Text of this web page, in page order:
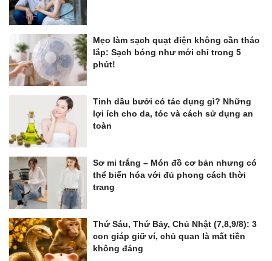
Mẹo làm sạch quạt điện không cần tháo
lắp: Sạch bóng như mới chỉ trong 5
phút!
Tinh dầu bưởi có tác dụng gì? Những
lợi ích cho da, tóc và cách sử dụng an
toàn
Sơ mi trắng – Món đồ cơ bản nhưng có
thể biến hóa với đủ phong cách thời
trang
Thứ Sáu, Thứ Bảy, Chủ Nhật (7,8,9/8): 3
con giáp giữ ví, chủ quan là mất tiền
không đáng